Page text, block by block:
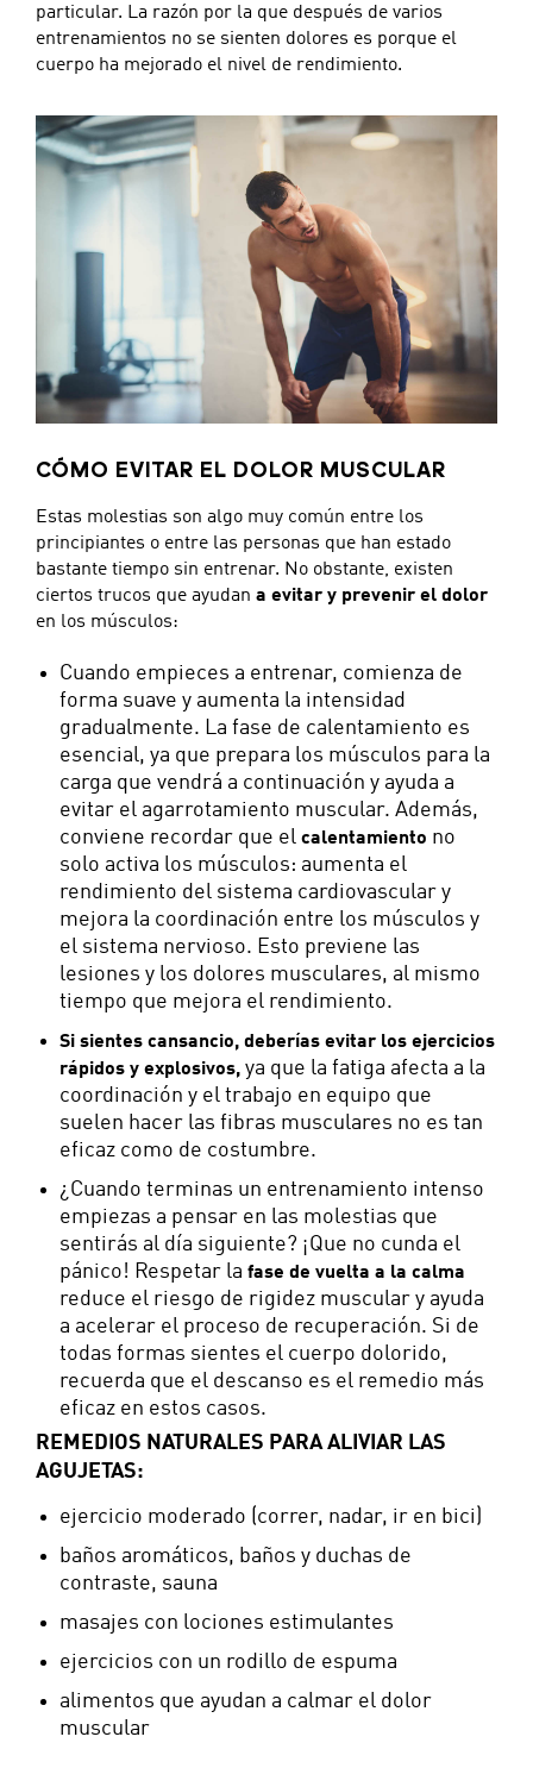
particular. La razón por la que después de varios
entrenamientos no se sienten dolores es porque el
cuerpo ha mejorado el nivel de rendimiento.
CÓMO EVITAR EL DOLOR MUSCULAR
Estas molestias son algo muy común entre los
principiantes o entre las personas que han estado
bastante tiempo sin entrenar. No obstante, existen
ciertos trucos que ayudan a evitar y prevenir el dolor
en los músculos:
Cuando empieces a entrenar, comienza de
forma suave y aumenta la intensidad
gradualmente. La fase de calentamiento es
esencial, ya que prepara los músculos para la
carga que vendrá a continuación y ayuda a
evitar el agarrotamiento muscular. Además,
conviene recordar que el calentamiento no
solo activa los músculos: aumenta el
rendimiento del sistema cardiovascular y
mejora la coordinación entre los músculos y
el sistema nervioso. Esto previene las
lesiones y los dolores musculares, al mismo
tiempo que mejora el rendimiento.
Si sientes cansancio, deberías evitar los ejercicios
rápidos y explosivos, ya que la fatiga afecta a la
coordinación y el trabajo en equipo que
suelen hacer las fibras musculares no es tan
eficaz como de costumbre.
¿Cuando terminas un entrenamiento intenso
empiezas a pensar en las molestias que
sentirás al día siguiente? ¡Que no cunda el
pánico! Respetar la fase de vuelta a la calma
reduce el riesgo de rigidez muscular y ayuda
a acelerar el proceso de recuperación. Si de
todas formas sientes el cuerpo dolorido,
recuerda que el descanso es el remedio más
eficaz en estos casos.
REMEDIOS NATURALES PARA ALIVIAR LAS
AGUJETAS:
ejercicio moderado (correr, nadar, ir en bici)
baños aromáticos, baños y duchas de
contraste, sauna
masajes con lociones estimulantes
ejercicios con un rodillo de espuma
alimentos que ayudan a calmar el dolor
muscular